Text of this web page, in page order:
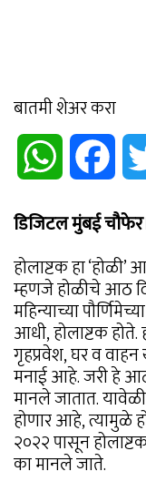
बातमी शेअर करा
WhatsApp
डिजिटल मुंबई
होलाष्टक हा
म्हणजे होळीचे आठ
महिन्याच्या
आधी, होलाष्टक
गृहप्रवेश, घर व वाहन
मनाई आहे. जरी हे
मानले जातात.
होणार आहे, त्यामुळे
२०२२ पासून
का मानले जाते.